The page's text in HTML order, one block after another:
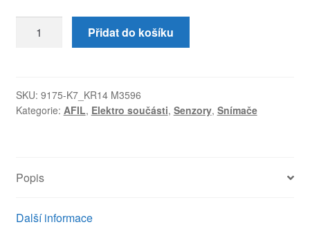
Citroën
Peugeot
Přidat do košíku
SKU: 9175-K7_KR14 M3596
Kategorie: AFIL, Elektro součásti, Senzory, Snímače
Popis
Další informace